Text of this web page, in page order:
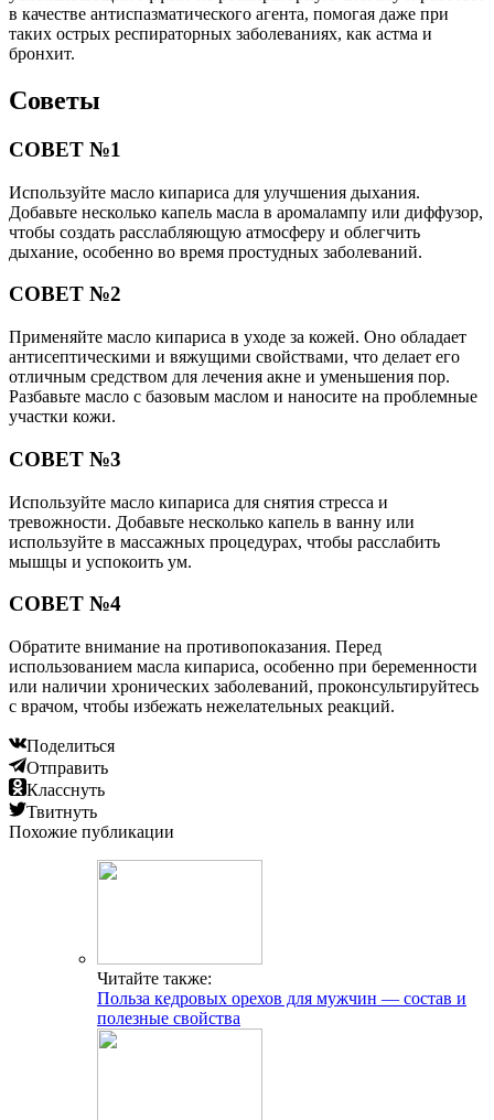
в качестве антиспазматического агента, помогая даже при
таких острых респираторных заболеваниях, как астма и
бронхит.
Советы
СОВЕТ №1
Используйте масло кипариса для улучшения дыхания.
Добавьте несколько капель масла в аромалампу или диффузор,
чтобы создать расслабляющую атмосферу и облегчить
дыхание, особенно во время простудных заболеваний.
СОВЕТ №2
Применяйте масло кипариса в уходе за кожей. Оно обладает
антисептическими и вяжущими свойствами, что делает его
отличным средством для лечения акне и уменьшения пор.
Разбавьте масло с базовым маслом и наносите на проблемные
участки кожи.
СОВЕТ №3
Используйте масло кипариса для снятия стресса и
тревожности. Добавьте несколько капель в ванну или
используйте в массажных процедурах, чтобы расслабить
мышцы и успокоить ум.
СОВЕТ №4
Обратите внимание на противопоказания. Перед
использованием масла кипариса, особенно при беременности
или наличии хронических заболеваний, проконсультируйтесь
с врачом, чтобы избежать нежелательных реакций.
Поделиться
Отправить
Класснуть
Твитнуть
Похожие публикации
Читайте также:
Польза кедровых орехов для мужчин — состав и
полезные свойства